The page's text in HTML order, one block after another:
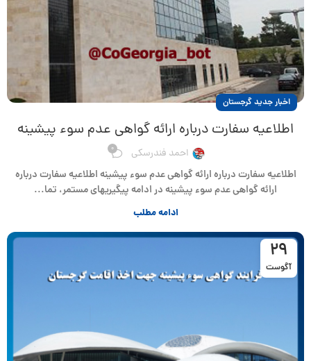
اخبار جدید گرجستان
اطلاعیه سفارت درباره ارائه گواهی عدم سوء پیشینه
احمد فندرسکی 0
اطلاعیه سفارت درباره ارائه گواهی عدم سوء پیشینه اطلاعیه سفارت درباره
ارائه گواهی عدم سوء پیشینه در ادامه پیگیریهای مستمر، تما...
ادامه مطلب
29
آگوست